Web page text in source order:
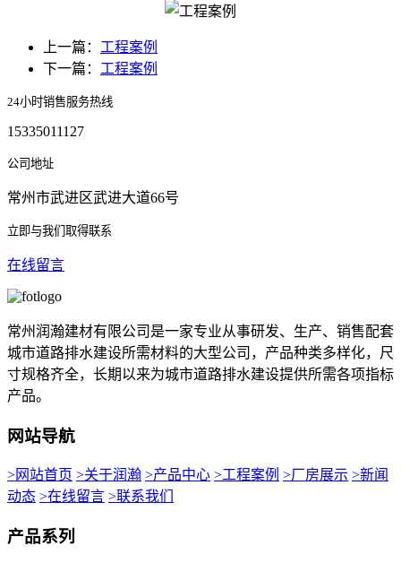
上一篇： 工程案例
下一篇： 工程案例
24小时销售服务热线
15335011127
公司地址
常州市武进区武进大道66号
立即与我们取得联系
在线留言
常州润瀚建材有限公司是一家专业从事研发、生产、销售配套
城市道路排水建设所需材料的大型公司，产品种类多样化，尺
寸规格齐全，长期以来为城市道路排水建设提供所需各项指标
产品。
网站导航
>网站首页 >关于润瀚 >产品中心 >工程案例 >厂房展示 >新闻
动态 >在线留言 >联系我们
产品系列